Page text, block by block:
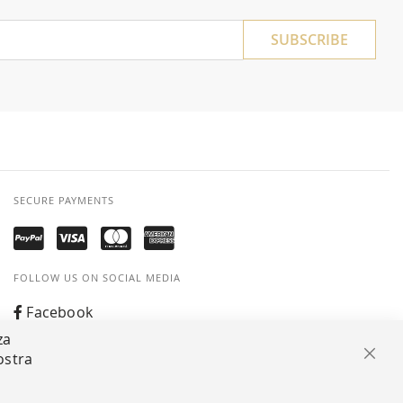
SUBSCRIBE
SECURE PAYMENTS
FOLLOW US ON SOCIAL MEDIA
Facebook
Whatsapp